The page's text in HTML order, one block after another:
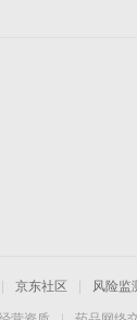
京东社区 风险监